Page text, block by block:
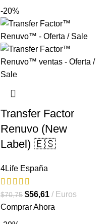
-20%
Transfer Factor
Renuvo (New
Label) 🇪🇸
4Life España
$70,75 El
precio
$56,61 El
precio
Euros
Comprar Ahora